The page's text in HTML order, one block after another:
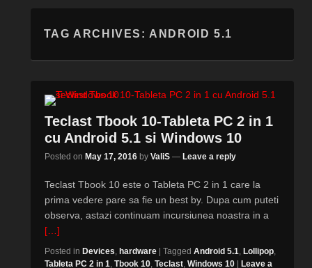
TAG ARCHIVES: ANDROID 5.1
Teclast Tbook 10-Tableta PC 2 in 1
cu Android 5.1 si Windows 10
Posted on May 17, 2016 by ValiS — Leave a reply
Teclast Tbook 10 este o Tableta PC 2 in 1 care la
prima vedere pare sa fie un best by. Dupa cum puteti
observa, astazi continuam incursiunea noastra in a
[…]
Posted in Devices, hardware Tagged Android 5.1, Lollipop,
Tableta PC 2 in 1, Tbook 10, Teclast, Windows 10
Leave a